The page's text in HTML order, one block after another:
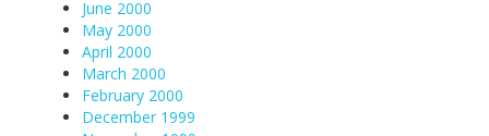
June 2000
May 2000
April 2000
March 2000
February 2000
December 1999